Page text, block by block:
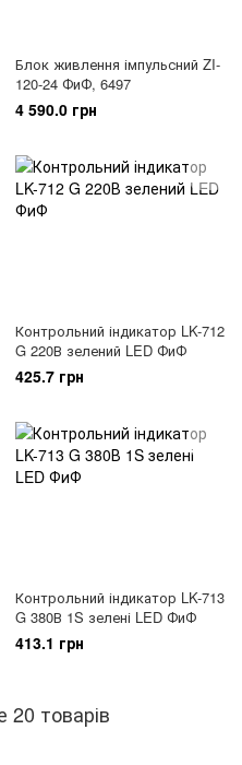
Блок живлення імпульсний ZI-
120-24 ФиФ, 6497
4 590.0 грн
Контрольний індикатор LK-712
G 220В зелений LED ФиФ
425.7 грн
Контрольний індикатор LK-713
G 380В 1S зелені LED ФиФ
413.1 грн
товарів